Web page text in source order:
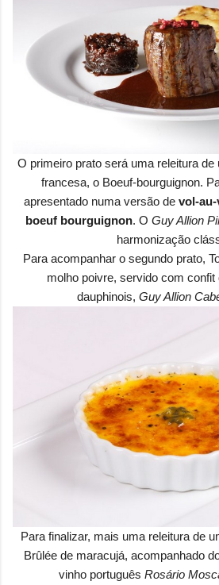
O primeiro prato será uma releitura
francesa, o Boeuf-bourguignon.
apresentado numa versão de vol-
boeuf bourguignon. O Guy Allion
harmonização
Para acompanhar o segundo prato,
molho poivre, servido com confit
dauphinois, Guy Allion
Para finalizar, mais uma releitura de
Brûlée de maracujá, acompanhado
vinho português Rosário